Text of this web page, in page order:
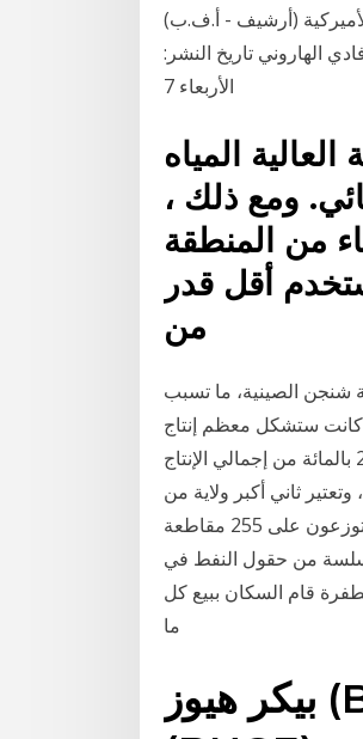
كاليفورنيا الأميركية (أرشيف - أ.ف.ب)
3,1 مليار دولار من إعداد فادي الهاروني تاريخ النشر:
الأربعاء 7
المياه
ومع ذلك ،
من المنطقة
أقل قدر
من
في مدينة شنجن الصينية، ما تسبب
كانت ستشكل معظم إنتاج
النفط والغاز الجديد في العالم، وبين عامي 2020 و2029 ستشكل تكساس نحو 28 بالمائة من إجمالي الإنتاج
ثاني أكبر ولاية من
حيث المساحة بعد ولاية آلاسكا ، ويبلغ عدد سكانها حوالي 23 مليون نسمة ، يتوزعون على 255 مقاطعة
سلسة من حقول النفط في
قام السكان ببيع كل
ما
بيكر هيوز (Baker Hughes GE) واختصارها